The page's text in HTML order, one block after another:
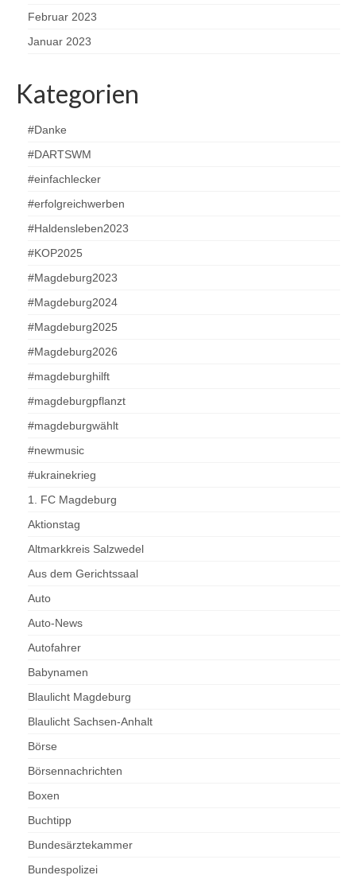
Februar 2023
Januar 2023
Kategorien
#Danke
#DARTSWM
#einfachlecker
#erfolgreichwerben
#Haldensleben2023
#KOP2025
#Magdeburg2023
#Magdeburg2024
#Magdeburg2025
#Magdeburg2026
#magdeburghilft
#magdeburgpflanzt
#magdeburgwählt
#newmusic
#ukrainekrieg
1. FC Magdeburg
Aktionstag
Altmarkkreis Salzwedel
Aus dem Gerichtssaal
Auto
Auto-News
Autofahrer
Babynamen
Blaulicht Magdeburg
Blaulicht Sachsen-Anhalt
Börse
Börsennachrichten
Boxen
Buchtipp
Bundesärztekammer
Bundespolizei